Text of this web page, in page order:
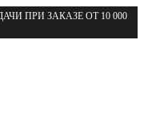
ПРИ ЗАКАЗЕ ОТ 10 000